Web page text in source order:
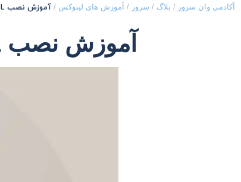
آکادمی وان سرور / بلاگ / سرور / آموزش های لینوکس / آموزش نصب MySQL در اوبونتو Ubuntu 20.04
آموزش نصب MySQL در اوبونتو Ubuntu 20.04